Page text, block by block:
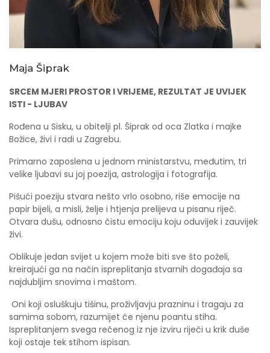
Maja Šiprak
SRCEM MJERI PROSTOR I VRIJEME, REZULTAT JE UVIJEK
ISTI - LJUBAV
Rođena u Sisku, u obitelji pl. Šiprak od oca Zlatka i majke
Božice, živi i radi u Zagrebu.
Primarno zaposlena u jednom ministarstvu, međutim, tri
velike ljubavi su joj poezija, astrologija i fotografija.
Pišući poeziju stvara nešto vrlo osobno, riše emocije na
papir bijeli, a misli, želje i htjenja prelijeva u pisanu riječ.
Otvara dušu, odnosno čistu emociju koju oduvijek i zauvijek
živi.
Oblikuje jedan svijet u kojem može biti sve što poželi,
kreirajući ga na način ispreplitanja stvarnih događaja sa
najdubljim snovima i maštom.
Oni koji osluškuju tišinu, proživljavju prazninu i tragaju za
samima sobom, razumijet će njenu poantu stiha.
Ispreplitanjem svega rečenog iz nje izviru riječi u krik duše
koji ostaje tek stihom ispisan.